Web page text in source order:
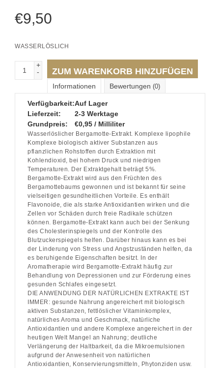
€9,50
WASSERLÖSLICH
+
-
ZUM WARENKORB HINZUFÜGEN
Informationen Bewertungen (0)
Verfügbarkeit:Auf Lager
Lieferzeit:
2-3 Werktage
Grundpreis:
€0,95 / Milliliter
Wasserlöslicher Bergamotte-Extrakt. Komplexe lipophile
Komplexe biologisch aktiver Substanzen aus
pflanzlichen Rohstoffen durch Extraktion mit
Kohlendioxid, bei hohem Druck und niedrigen
Temperaturen. Der Extraktgehalt beträgt 5%.
Bergamotte-Extrakt wird aus den Früchten des
Bergamottebaums gewonnen und ist bekannt für seine
vielseitigen gesundheitlichen Vorteile. Es enthält
Flavonoide, die als starke Antioxidantien wirken und die
Zellen vor Schäden durch freie Radikale schützen
können. Bergamotte-Extrakt kann auch bei der Senkung
des Cholesterinspiegels und der Kontrolle des
Blutzuckerspiegels helfen. Darüber hinaus kann es bei
der Linderung von Stress und Angstzuständen helfen, da
es beruhigende Eigenschaften besitzt. In der
Aromatherapie wird Bergamotte-Extrakt häufig zur
Behandlung von Depressionen und zur Förderung eines
gesunden Schlafes eingesetzt.
DIE ANWENDUNG DER NATÜRLICHEN EXTRAKTE IST
IMMER: gesunde Nahrung angereichert mit biologisch
aktiven Substanzen, fettlöslicher Vitaminkomplex,
natürliches Aroma und Geschmack, natürliche
Antioxidantien und andere Komplexe angereichert in der
heutigen Welt Mangel an Nahrung; deutliche
Verlängerung der Haltbarkeit, da die Mikroemulsionen
aufgrund der Anwesenheit von natürlichen
Antioxidantien, Konservierungsmitteln, Phytonziden usw.